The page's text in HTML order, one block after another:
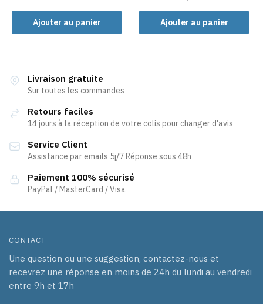
Ajouter au panier Ajouter au panier
Livraison gratuite
Sur toutes les commandes
Retours faciles
14 jours à la réception de votre colis pour changer d'avis
Service Client
Assistance par emails 5j/7 Réponse sous 48h
Paiement 100% sécurisé
PayPal / MasterCard / Visa
CONTACT
Une question ou une suggestion, contactez-nous et
recevrez une réponse en moins de 24h du lundi au vendredi
entre 9h et 17h